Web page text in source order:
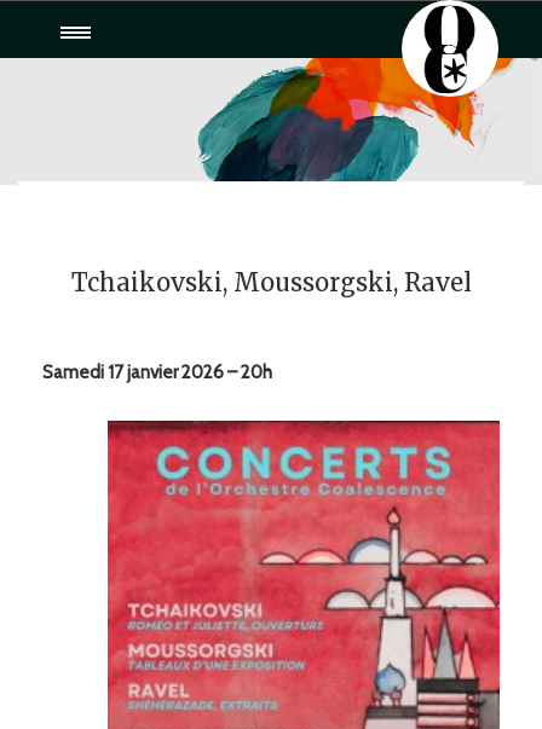
Toggle
navigation
Tchaikovski, Moussorgski, Ravel
Samedi 17 janvier 2026 – 20h